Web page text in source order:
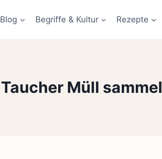
Blog Begriffe & Kultur Rezepte
Taucher Müll